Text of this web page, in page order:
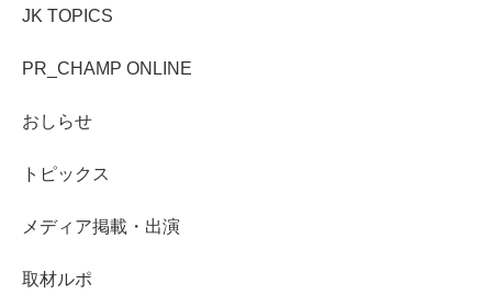
JK TOPICS
PR_CHAMP ONLINE
おしらせ
トピックス
メディア掲載・出演
取材ルポ